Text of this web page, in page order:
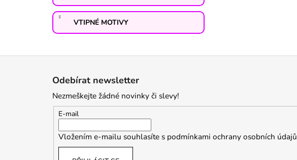
VTIPNÉ MOTIVY
Odebírat newsletter
Nezmeškejte žádné novinky či slevy!
E-mail
Vložením e-mailu souhlasíte s podmínkami ochrany osobních údajů